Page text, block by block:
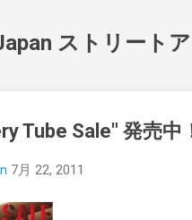
ストリート
Tube Sale" 発売中
7月 22, 2011